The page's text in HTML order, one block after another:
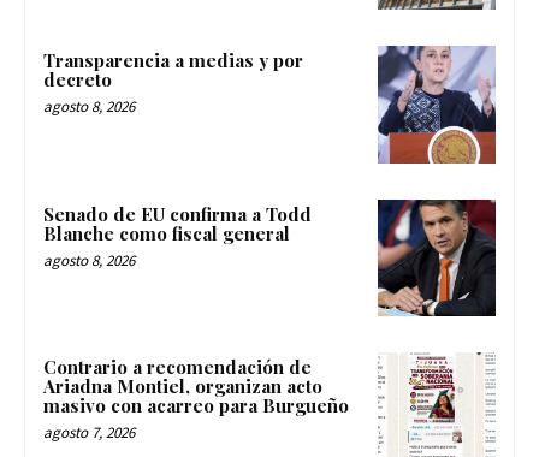
Transparencia a medias y por
decreto
agosto 8, 2026
Senado de EU confirma a Todd
Blanche como fiscal general
agosto 8, 2026
Contrario a recomendación de
Ariadna Montiel, organizan acto
masivo con acarreo para Burgueño
agosto 7, 2026